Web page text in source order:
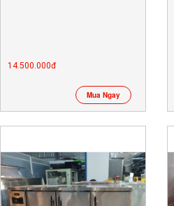
14.500.000đ
Mua Ngay